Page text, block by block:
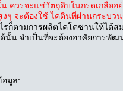
ควรจะแช่วัตถุดิบในกรดเกลือ
ๆ จะต้องใช้ ไคตินที่ผ่านกระบว
รก็ตามการผลิตไคโตซานให้ได้
นั้น จำเป็นที่จะต้องอาศัยการพั
มูล: